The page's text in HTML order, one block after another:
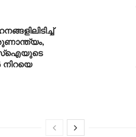
എസ്ഐയുടെ
നിറയെ